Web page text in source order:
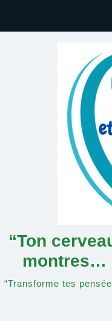
“Ton
montres…
“Transforme tes